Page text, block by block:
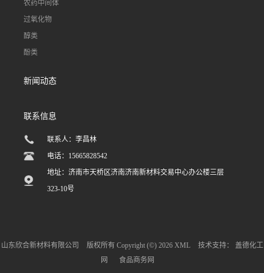
农药中间体
过氧化物
醇类
酚类
新闻动态
联系信息
联系人：李昌林
电话：15665828542
地址：济南市天桥区济南济南新材料交易中心办公楼三层
323-10号
山东欣合新材料有限公司 版权所有 Copyright (©) 2026 XML 技术支持：
盖德化工
网
食品商务网